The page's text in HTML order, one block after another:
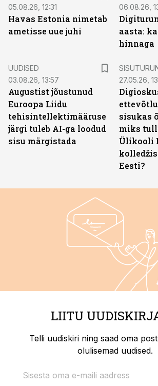
05.08.26, 12:31
Havas Estonia nimetab
ametisse uue juhi
06.08.26,
aasta:
hinnaga
UUDISED
03.08.26, 13:57
Augustist jõustunud
Euroopa Liidu
tehisintellektimääruse
järgi tuleb AI-ga loodud
sisu märgistada
27.05.26,
sisukas
miks
Ülikooli
Eesti?
LIITU
Telli uudiskiri ning saad oma
olulisemad uudised.